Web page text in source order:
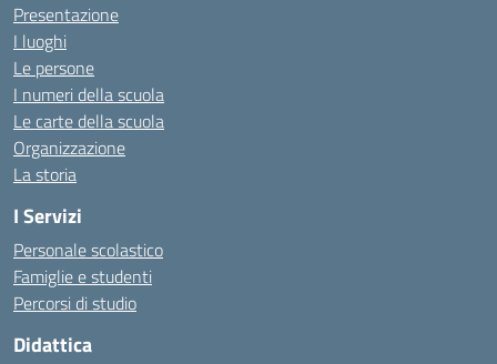
Presentazione
I luoghi
Le persone
I numeri della scuola
Le carte della scuola
Organizzazione
La storia
I Servizi
Personale scolastico
Famiglie e studenti
Percorsi di studio
Didattica